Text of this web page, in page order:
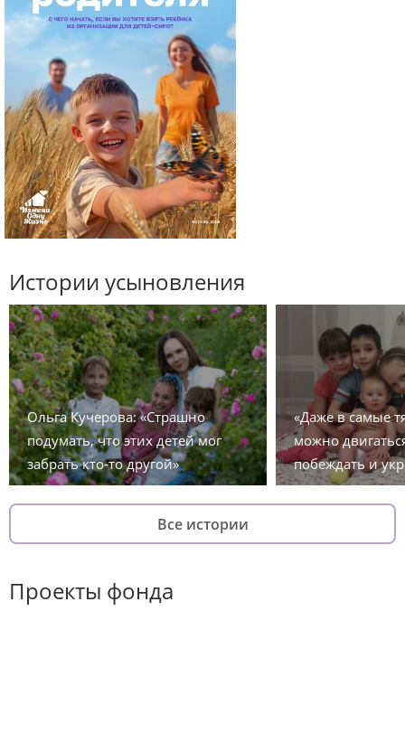
Истории усыновления
Ольга Кучерова: «Страшно
подумать, что этих детей мог
забрать кто-то другой»
«Даже в самые
можно
побеждать и
Все истории
Проекты фонда